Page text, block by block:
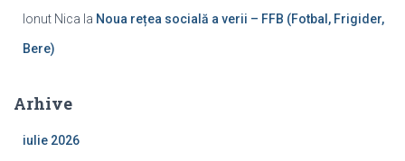
Ionut Nica la Noua rețea socială a verii – FFB (Fotbal, Frigider,
Bere)
Arhive
iulie 2026